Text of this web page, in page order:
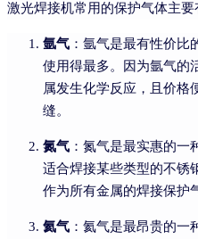
激光焊接机常用的保护气体主要
氩气 ：氩气是最有性价比
使用得最多。因为氩气的
属发生化学反应，且价格
缝。
氮气 ：氮气是最实惠的一
适合焊接某些类型的不锈
作为所有金属的焊接保护
氦气 ：氦气是最昂贵的